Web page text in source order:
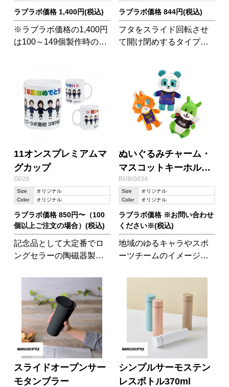
ラブラボ価格 1,400円(税込)
※ラブラボ価格の1,400円
は100～149個製作時の価
プな雰囲気が可愛らしい
マグカップです。可愛い
配色なのでペン立て等の
インテリアにしても良さ
そう♪
ラブラボ価格 844円(税込)
フタをスライド回転させ
て開け閉めするタイプの
象を与えてくれます。
11オンスプレミアムマ
グカップ
G029
Size
オリジナル
Color
オリジナル
ラブラボ価格 850円〜（100
個以上ご注文の場合）(税込)
記念品として大定番でロ
ングセラーの陶磁器製・
ルなデザインで、側面に
入れるプリントが引き立
ちます。
ぬいぐるみチャーム・
マスコットキーホルダ
ー
RUBG034
Size
オリジナル
Color
オリジナル
ラブラボ価格 ※お問い合わせ
ください※(税込)
地域のゆるキャラやスポ
ーツチームのイメージキ
にしませんか? 宣伝効果も
抜群です。 ボールチェー
ン等をつけてキーホルダ
ーやチャーム仕上げも可
能。 大人気のぬい撮り(旅
行先等で「ぬいぐるみ」
を連れていき「撮る」で
「ぬい撮り」)にもぴった
りサイズです。
スライドオープンサー
モタンブラー
シンプルサーモステン
レスボトル370ml